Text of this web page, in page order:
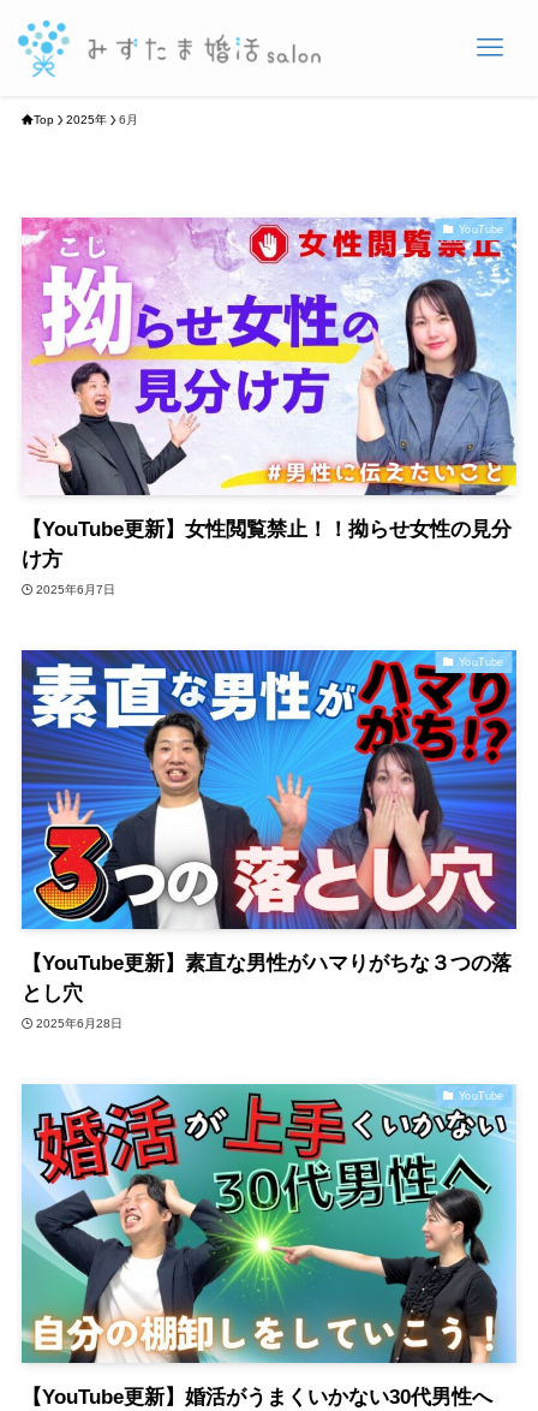
Top 2025年 6月
YouTube
【YouTube更新】女性閲覧禁止！！拗らせ女性の見分
け方
2025年6月7日
YouTube
【YouTube更新】素直な男性がハマりがちな３つの落
とし穴
2025年6月28日
YouTube
【YouTube更新】婚活がうまくいかない30代男性へ